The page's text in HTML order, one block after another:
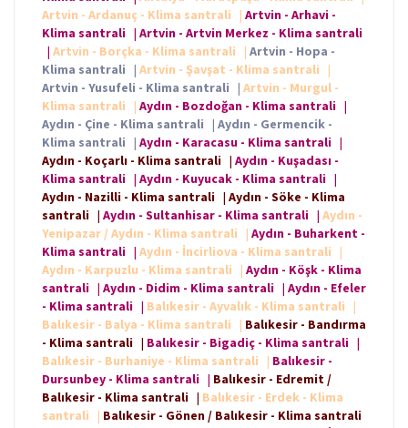
Artvin - Ardanuç - Klima santrali | Artvin - Arhavi -
Klima santrali | Artvin - Artvin Merkez - Klima santrali
| Artvin - Borçka - Klima santrali | Artvin - Hopa -
Klima santrali | Artvin - Şavşat - Klima santrali |
Artvin - Yusufeli - Klima santrali | Artvin - Murgul -
Klima santrali | Aydın - Bozdoğan - Klima santrali |
Aydın - Çine - Klima santrali | Aydın - Germencik -
Klima santrali | Aydın - Karacasu - Klima santrali |
Aydın - Koçarlı - Klima santrali | Aydın - Kuşadası -
Klima santrali | Aydın - Kuyucak - Klima santrali |
Aydın - Nazilli - Klima santrali | Aydın - Söke - Klima
santrali | Aydın - Sultanhisar - Klima santrali | Aydın -
Yenipazar / Aydın - Klima santrali | Aydın - Buharkent -
Klima santrali | Aydın - İncirliova - Klima santrali |
Aydın - Karpuzlu - Klima santrali | Aydın - Köşk - Klima
santrali | Aydın - Didim - Klima santrali | Aydın - Efeler
- Klima santrali | Balıkesir - Ayvalık - Klima santrali |
Balıkesir - Balya - Klima santrali | Balıkesir - Bandırma
- Klima santrali | Balıkesir - Bigadiç - Klima santrali |
Balıkesir - Burhaniye - Klima santrali | Balıkesir -
Dursunbey - Klima santrali | Balıkesir - Edremit /
Balıkesir - Klima santrali | Balıkesir - Erdek - Klima
santrali | Balıkesir - Gönen / Balıkesir - Klima santrali